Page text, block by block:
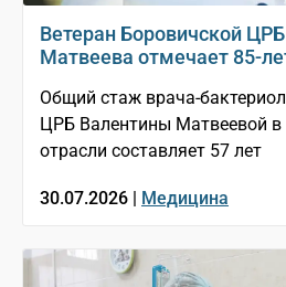
Ветеран Боровичской
Матвеева отмечает 85-
Общий стаж врача-
ЦРБ Валентины Матвеевой в
отрасли составляет 57 лет
30.07.2026 | Медицина